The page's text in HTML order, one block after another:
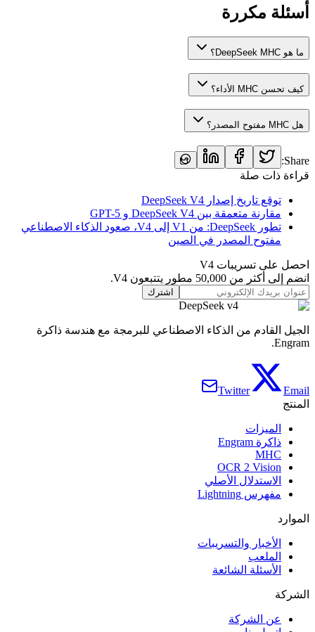
أسئلة مكررة
ما هو DeepSeek MHC؟
كيف تحسن MHC الأداء؟
هل MHC مفتوح المصدر؟
Share:
قراءة ذات صلة
توقع تاريخ إصدار DeepSeek V4
مقارنة متعمقة بين DeepSeek V4 و GPT-5
تطور DeepSeek: من V1 إلى V4، صعود الذكاء الاصطناعي
مفتوح المصدر في الصين
احصل على تسريبات V4
انضم إلى أكثر من 50,000 مطور يتتبعون V4.
اشترك
DeepSeek v4
الجيل القادم من الذكاء الاصطناعي للبرمجة مع هندسة ذاكرة
Engram.
Twitter
Email
المنتج
الميزات
ذاكرة Engram
MHC
OCR 2 Vision
الاستدلال الأصلي
مفهرس Lightning
الموارد
الأخبار والتسريبات
الملعب
الأسئلة الشائعة
الشركة
عن الشركة